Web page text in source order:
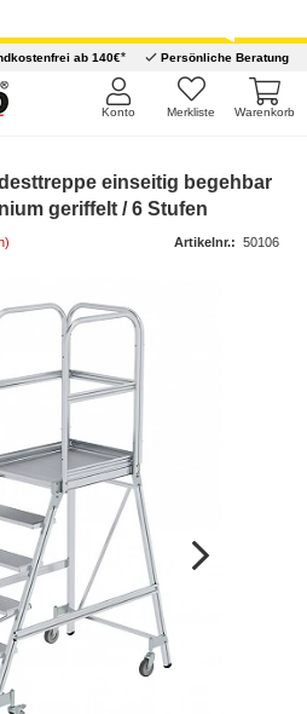
ab 140€* Persönliche Beratung
Warenkorb
Merkliste
Konto
einseitig begehbar
geriffelt / 6 Stufen
Artikelnr.: 50106